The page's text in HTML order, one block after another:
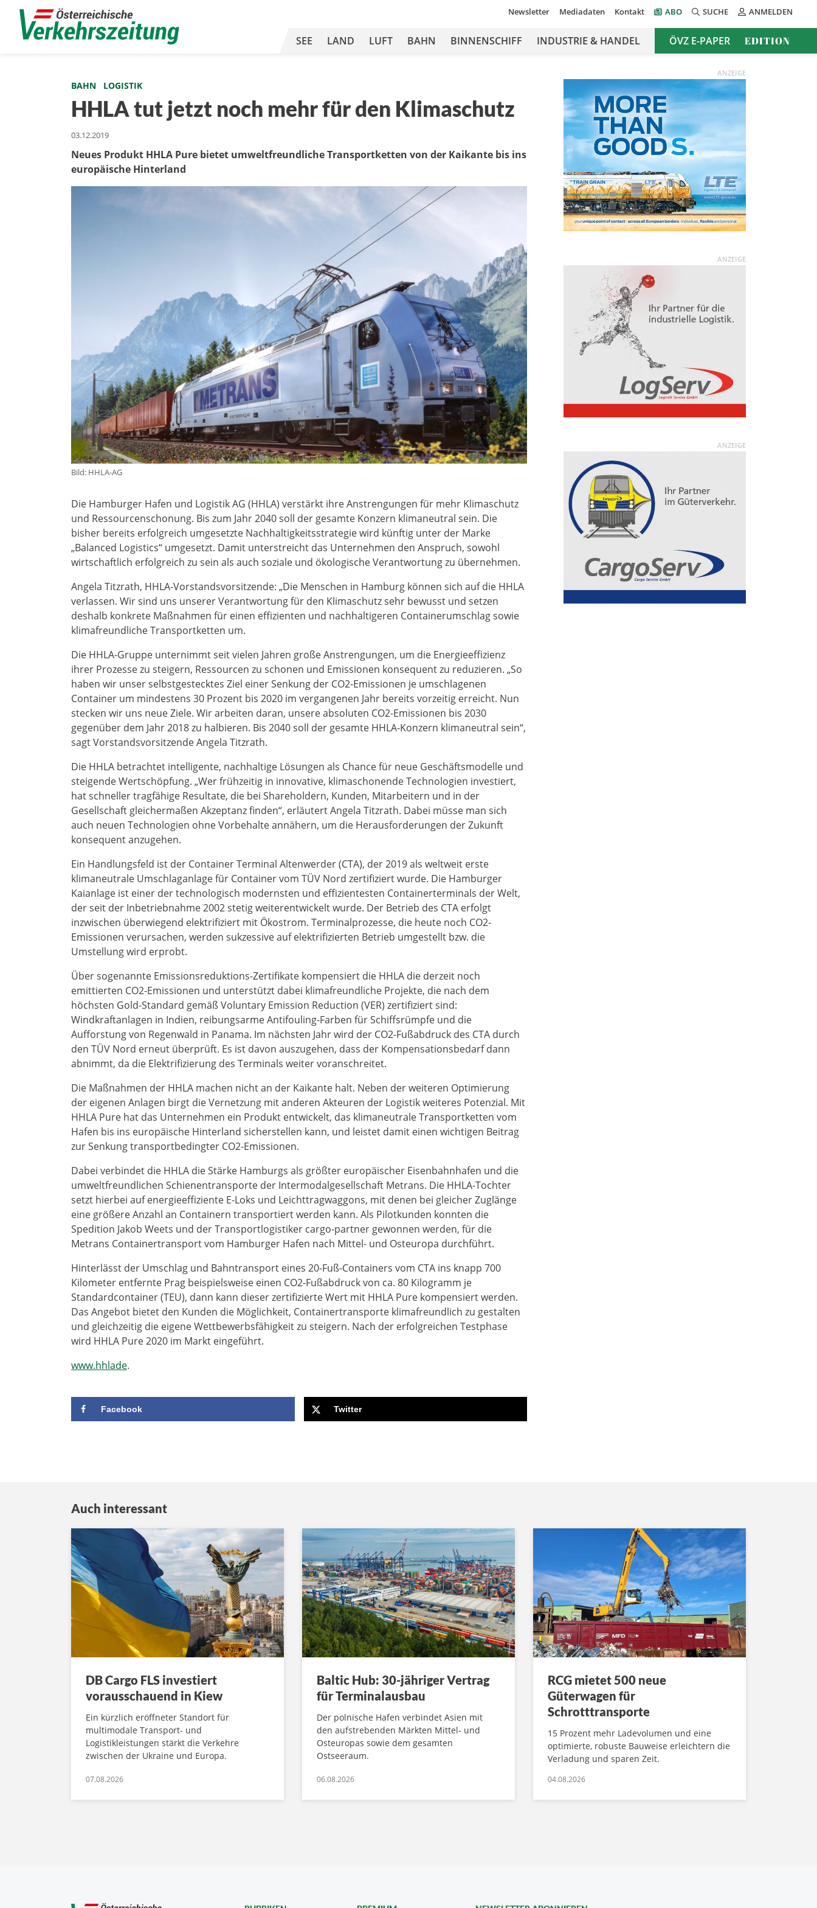
Newsletter Mediadaten Kontakt ABO SUCHE ANMELDEN
SEE LAND LUFT BAHN BINNENSCHIFF INDUSTRIE & HANDEL ÖVZ E-PAPER EDITION
BAHN LOGISTIK
HHLA tut jetzt noch mehr für den Klimaschutz
03.12.2019
Neues Produkt HHLA Pure bietet umweltfreundliche Transportketten von der Kaikante bis ins
europäische Hinterland
Bild: HHLA-AG
Die Hamburger Hafen und Logistik AG (HHLA) verstärkt ihre Anstrengungen für mehr Klimaschutz
und Ressourcenschonung. Bis zum Jahr 2040 soll der gesamte Konzern klimaneutral sein. Die
bisher bereits erfolgreich umgesetzte Nachhaltigkeitsstrategie wird künftig unter der Marke
„Balanced Logistics“ umgesetzt. Damit unterstreicht das Unternehmen den Anspruch, sowohl
wirtschaftlich erfolgreich zu sein als auch soziale und ökologische Verantwortung zu übernehmen.
Angela Titzrath, HHLA-Vorstandsvorsitzende: „Die Menschen in Hamburg können sich auf die HHLA
verlassen. Wir sind uns unserer Verantwortung für den Klimaschutz sehr bewusst und setzen
deshalb konkrete Maßnahmen für einen effizienten und nachhaltigeren Containerumschlag sowie
klimafreundliche Transportketten um.
Die HHLA-Gruppe unternimmt seit vielen Jahren große Anstrengungen, um die Energieeffizienz
ihrer Prozesse zu steigern, Ressourcen zu schonen und Emissionen konsequent zu reduzieren. „So
haben wir unser selbstgestecktes Ziel einer Senkung der CO2-Emissionen je umschlagenen
Container um mindestens 30 Prozent bis 2020 im vergangenen Jahr bereits vorzeitig erreicht. Nun
stecken wir uns neue Ziele. Wir arbeiten daran, unsere absoluten CO2-Emissionen bis 2030
gegenüber dem Jahr 2018 zu halbieren. Bis 2040 soll der gesamte HHLA-Konzern klimaneutral sein“,
sagt Vorstandsvorsitzende Angela Titzrath.
Die HHLA betrachtet intelligente, nachhaltige Lösungen als Chance für neue Geschäftsmodelle und
steigende Wertschöpfung. „Wer frühzeitig in innovative, klimaschonende Technologien investiert,
hat schneller tragfähige Resultate, die bei Shareholdern, Kunden, Mitarbeitern und in der
Gesellschaft gleichermaßen Akzeptanz finden“, erläutert Angela Titzrath. Dabei müsse man sich
auch neuen Technologien ohne Vorbehalte annähern, um die Herausforderungen der Zukunft
konsequent anzugehen.
Ein Handlungsfeld ist der Container Terminal Altenwerder (CTA), der 2019 als weltweit erste
klimaneutrale Umschlaganlage für Container vom TÜV Nord zertifiziert wurde. Die Hamburger
Kaianlage ist einer der technologisch modernsten und effizientesten Containerterminals der Welt,
der seit der Inbetriebnahme 2002 stetig weiterentwickelt wurde. Der Betrieb des CTA erfolgt
inzwischen überwiegend elektrifiziert mit Ökostrom. Terminalprozesse, die heute noch CO2-
Emissionen verursachen, werden sukzessive auf elektrifizierten Betrieb umgestellt bzw. die
Umstellung wird erprobt.
Über sogenannte Emissionsreduktions-Zertifikate kompensiert die HHLA die derzeit noch
emittierten CO2-Emissionen und unterstützt dabei klimafreundliche Projekte, die nach dem
höchsten Gold-Standard gemäß Voluntary Emission Reduction (VER) zertifiziert sind:
Windkraftanlagen in Indien, reibungsarme Antifouling-Farben für Schiffsrümpfe und die
Aufforstung von Regenwald in Panama. Im nächsten Jahr wird der CO2-Fußabdruck des CTA durch
den TÜV Nord erneut überprüft. Es ist davon auszugehen, dass der Kompensationsbedarf dann
abnimmt, da die Elektrifizierung des Terminals weiter voranschreitet.
Die Maßnahmen der HHLA machen nicht an der Kaikante halt. Neben der weiteren Optimierung
der eigenen Anlagen birgt die Vernetzung mit anderen Akteuren der Logistik weiteres Potenzial. Mit
HHLA Pure hat das Unternehmen ein Produkt entwickelt, das klimaneutrale Transportketten vom
Hafen bis ins europäische Hinterland sicherstellen kann, und leistet damit einen wichtigen Beitrag
zur Senkung transportbedingter CO2-Emissionen.
Dabei verbindet die HHLA die Stärke Hamburgs als größter europäischer Eisenbahnhafen und die
umweltfreundlichen Schienentransporte der Intermodalgesellschaft Metrans. Die HHLA-Tochter
setzt hierbei auf energieeffiziente E-Loks und Leichttragwaggons, mit denen bei gleicher Zuglänge
eine größere Anzahl an Containern transportiert werden kann. Als Pilotkunden konnten die
Spedition Jakob Weets und der Transportlogistiker cargo-partner gewonnen werden, für die
Metrans Containertransport vom Hamburger Hafen nach Mittel- und Osteuropa durchführt.
Hinterlässt der Umschlag und Bahntransport eines 20-Fuß-Containers vom CTA ins knapp 700
Kilometer entfernte Prag beispielsweise einen CO2-Fußabdruck von ca. 80 Kilogramm je
Standardcontainer (TEU), dann kann dieser zertifizierte Wert mit HHLA Pure kompensiert werden.
Das Angebot bietet den Kunden die Möglichkeit, Containertransporte klimafreundlich zu gestalten
und gleichzeitig die eigene Wettbewerbsfähigkeit zu steigern. Nach der erfolgreichen Testphase
wird HHLA Pure 2020 im Markt eingeführt.
www.hhlade.
Facebook Twitter
ANZEIGE
ANZEIGE
ANZEIGE
Auch interessant
DB Cargo FLS investiert
vorausschauend in Kiew
Ein kürzlich eröffneter Standort für
multimodale Transport- und
Logistikleistungen stärkt die Verkehre
zwischen der Ukraine und Europa.
07.08.2026
Baltic Hub: 30-jähriger Vertrag
für Terminalausbau
Der polnische Hafen verbindet Asien mit
den aufstrebenden Märkten Mittel- und
Osteuropas sowie dem gesamten
Ostseeraum.
06.08.2026
RCG mietet 500 neue
Güterwagen für
Schrotttransporte
15 Prozent mehr Ladevolumen und eine
optimierte, robuste Bauweise erleichtern die
Verladung und sparen Zeit.
04.08.2026